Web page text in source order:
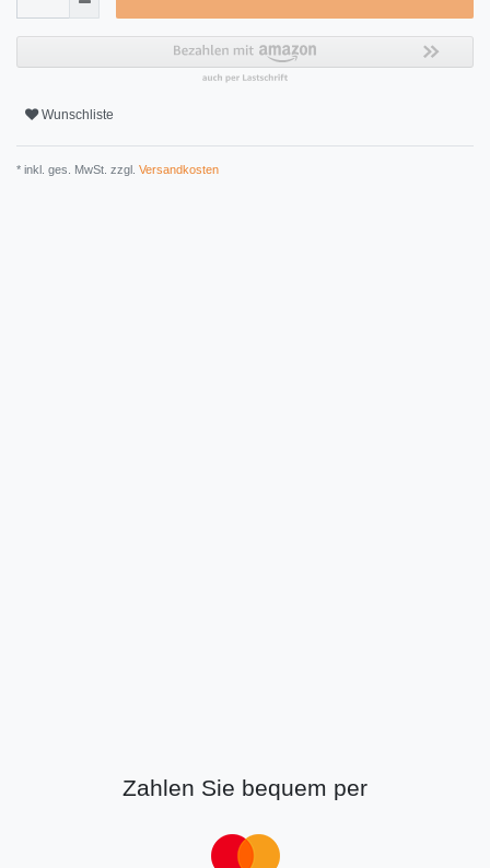
Wunschliste
* inkl. ges. MwSt. zzgl. Versandkosten
Zahlen Sie bequem per